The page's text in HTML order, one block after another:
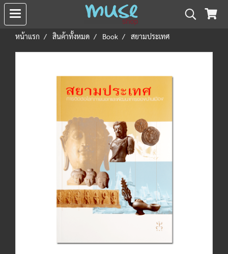
หน้าแรก สินค้าทั้งหมด Book สยามประเทศ